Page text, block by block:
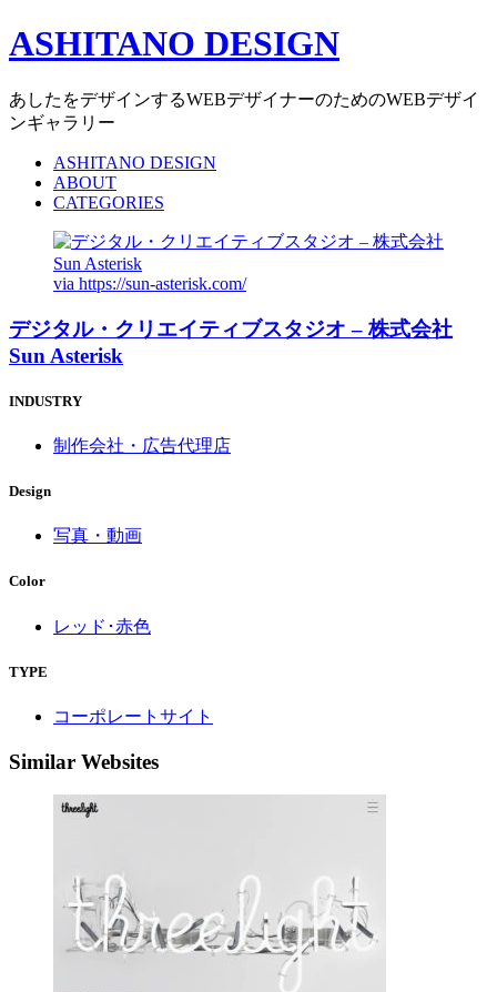
ASHITANO DESIGN
あしたをデザインするWEBデザイナーのためのWEBデザイ
ンギャラリー
ASHITANO DESIGN
ABOUT
CATEGORIES
via https://sun-asterisk.com/
デジタル・クリエイティブスタジオ – 株式会社
Sun Asterisk
INDUSTRY
制作会社・広告代理店
Design
写真・動画
Color
レッド･赤色
TYPE
コーポレートサイト
Similar Websites